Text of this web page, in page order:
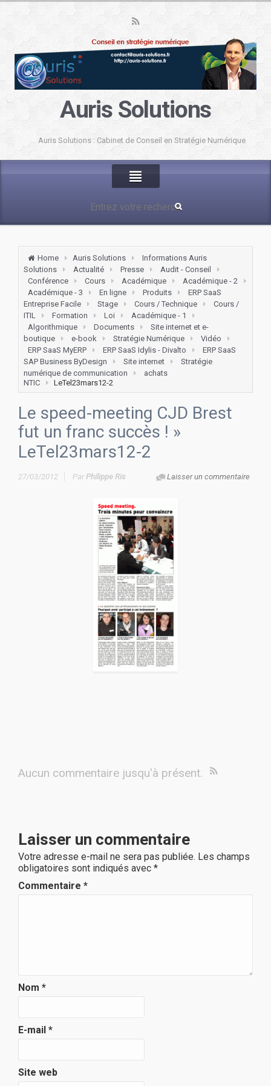
Auris Solutions
Auris Solutions : Cabinet de Conseil en Stratégie Numérique
Home Auris Solutions
Informations Auris
Solutions
Actualité Presse
Audit - Conseil
Conférence
Cours Académique
Académique - 2
Académique - 3
En ligne Produits
ERP SaaS
Entreprise Facile
Stage Cours / Technique
Cours /
ITIL
Formation Loi
Académique - 1
Algorithmique
Documents
Site internet et e-
boutique
e-book Stratégie Numérique
Vidéo
ERP SaaS MyERP
ERP SaaS Idylis - Divalto
ERP SaaS
SAP Business ByDesign
Site internet
Stratégie
numérique de communication
achats
NTIC
LeTel23mars12-2
Le speed-meeting CJD Brest
fut un franc succès ! »
LeTel23mars12-2
27/03/2012 Laisser un commentaire
ParPhilippe Ris
Aucun commentaire jusqu'à présent.
Laisser un commentaire
Votre adresse e-mail ne sera pas publiée. Les champs
obligatoires sont indiqués avec *
Commentaire *
Nom *
E-mail *
Site web